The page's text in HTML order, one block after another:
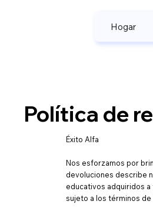
Hogar
Política de
Éxito Alfa
Nos esforzamos por
devoluciones describe
educativos adquiridos
sujeto a los términos